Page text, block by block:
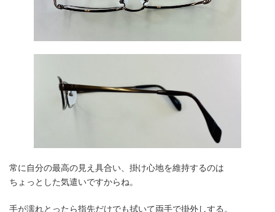
常に自分の最高の見え具合い、掛け心地を維持するのは
ちょっとした気遣いですからね。
手が濡れとったら指先だけでも拭いて両手で掛外しする。